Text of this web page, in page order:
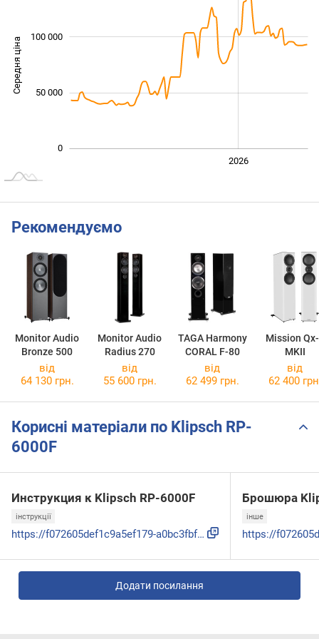
Середня ціна
0
100 000
50 000
2026
Рекомендуємо
Monitor Audio
Bronze 500
Monitor Audio
Radius 270
TAGA Harmony
CORAL F-80
Mission
MKII
від
64 130 грн.
від
55 600 грн.
від
62 499 грн.
від
62 400
Корисні матеріали по Klipsch RP-
6000F
Инструкция к Klipsch RP-6000F
інструкції
https://f072605def1c9a5ef179-a0bc3fbf1884fc0965506ae2b946e1...
Брошюра
інше
Додати посилання